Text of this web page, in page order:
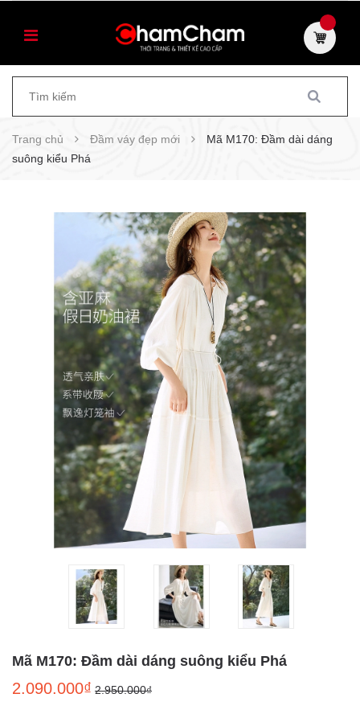
Trang chủ Đầm váy đẹp mới
Mã M170: Đầm dài dáng
suông kiểu Phá
Mã M170: Đầm dài dáng suông kiểu Phá
2.090.000₫ 2.950.000₫